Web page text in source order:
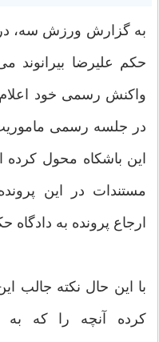
به گزارش ورزش سه،
حکم علیرضا بیرانوند
واکنش رسمی خود اعلام
در جلسه رسمی
این باشکاه محول
مستندات در این
ارجاع پرونده به
با این حال نکته جالب
کرده آنچه را که به